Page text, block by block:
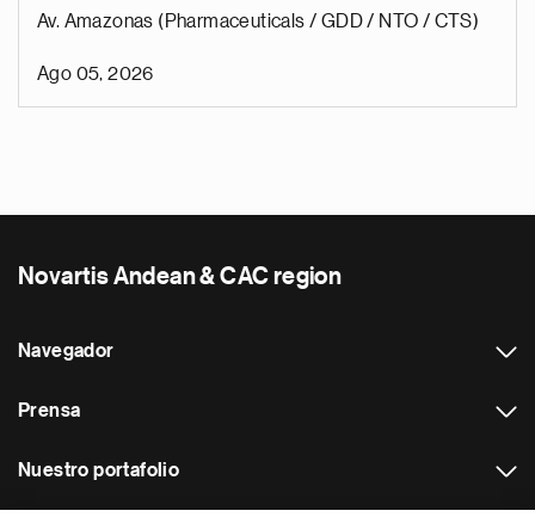
Av. Amazonas (Pharmaceuticals / GDD / NTO / CTS)
Ago 05, 2026
Novartis Andean & CAC region
Navegador
Prensa
Nuestro portafolio